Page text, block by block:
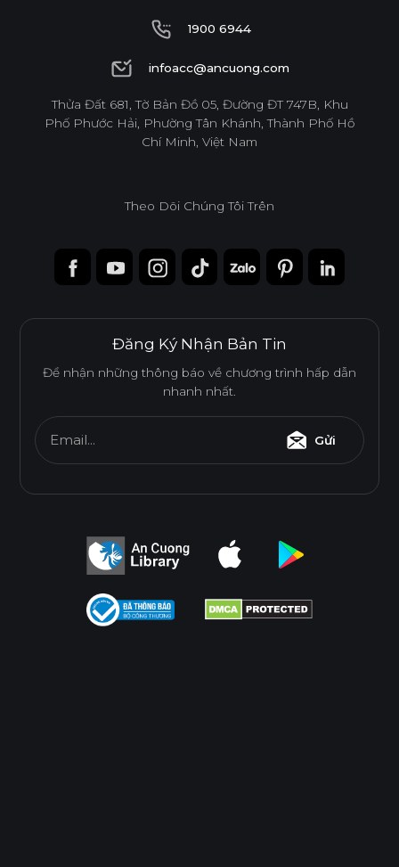
1900 6944
1900 6944
infoacc@ancuong.com
infoacc@ancuong.com
Thửa Đất 681, Tờ Bản Đồ 05, Đường ĐT 747B, Khu
Phố Phước Hải, Phường Tân Khánh, Thành Phố Hồ
Chí Minh, Việt Nam
Theo Dõi Chúng Tôi Trên
Đăng Ký Nhận Bản Tin
Để nhận những thông báo về chương trình hấp dẫn
nhanh nhất.
Email... Gửi